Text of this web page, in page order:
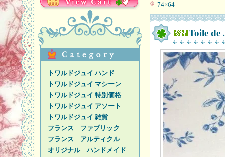
トワルドジュイ ハンド
トワルドジュイ マシーン
トワルドジュイ 特別価格
トワルドジュイ アソート
トワルドジュイ 雑貨
フランス ファブリック
フランス アルティクル
オリジナル ハンドメイド
74×64
Toile